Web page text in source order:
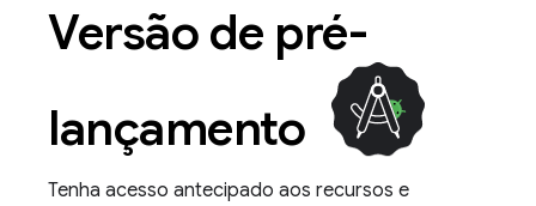
Versão de pré-
lançamento
Tenha acesso antecipado aos recursos e